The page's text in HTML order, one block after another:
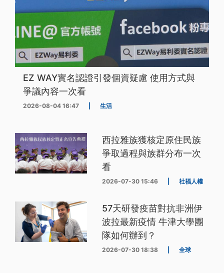
EZ WAY實名認證引發個資疑慮 使用方式與
爭議內容一次看
2026-08-04 16:47 生活
西拉雅族獲核定原住民族
爭取過程與族群分布一次
看
2026-07-30 15:46 社福人權
57天研發疫苗對抗非洲伊
波拉最新疫情 牛津大學團
隊如何辦到？
2026-07-30 18:38 全球